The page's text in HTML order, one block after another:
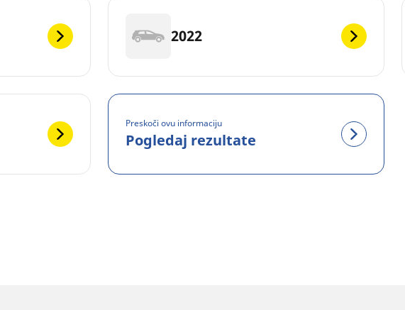
2022
Preskoči ovu informaciju
Pogledaj rezultate